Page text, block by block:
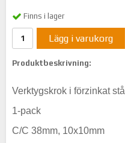
Finns i lager
Lägg i varukorg
Produktbeskrivning:
Verktygskrok i förzinkat stål
​1-pack
C/C 38mm, 10x10mm